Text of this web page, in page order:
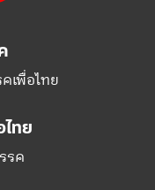
เพื่อไทย
ทย
รค